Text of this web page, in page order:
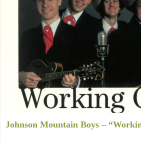
Johnson Mountain Boys –